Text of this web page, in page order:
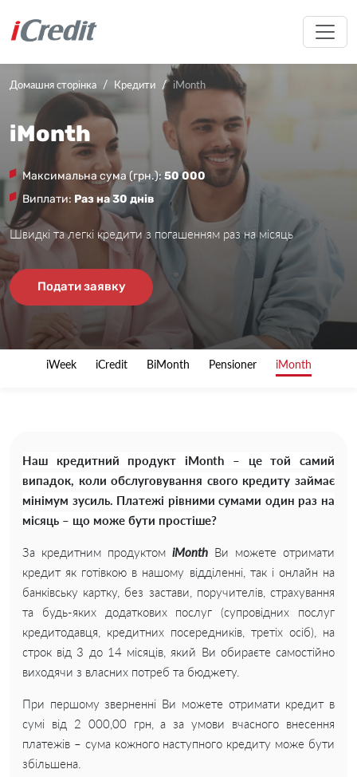
Домашня сторінка Кредити iMonth
iMonth
Максимальна сума (грн.):50 000
Виплати: Раз на 30 днів
Швидкі та легкі кредити з погашенням раз на місяць
Подати заявку
iWeek iCredit BiMonth Pensioner iMonth
Наш кредитний продукт iMonth – це той самий
випадок, коли обслуговування свого кредиту займає
мінімум зусиль. Платежі рівними сумами один раз на
місяць – що може бути простіше?
За кредитним продуктом iMonth Ви можете отримати
кредит як готівкою в нашому відділенні, так і онлайн на
банківську картку, без застави, поручителів, страхування
та будь-яких додаткових послуг (супровідних послуг
кредитодавця, кредитних посередників, третіх осіб), на
строк від 3 до 14 місяців, який Ви обираєте самостійно
виходячи з власних потреб та бюджету.
При першому зверненні Ви можете отримати кредит в
сумі від 2 000,00 грн, а за умови вчасного внесення
платежів – сума кожного наступного кредиту може бути
збільшена.